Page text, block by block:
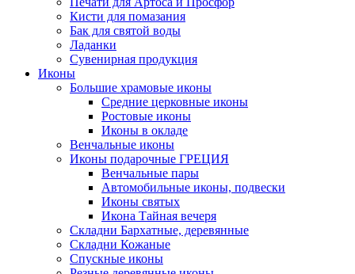
Кисти для помазания
Бак для святой воды
Ладанки
Сувенирная продукция
Иконы
Большие храмовые иконы
Средние церковные иконы
Ростовые иконы
Иконы в окладе
Венчальные иконы
Иконы подарочные ГРЕЦИЯ
Венчальные пары
Автомобильные иконы, подвески
Иконы святых
Икона Тайная вечеря
Складни Бархатные, деревянные
Складни Кожаные
Спускные иконы